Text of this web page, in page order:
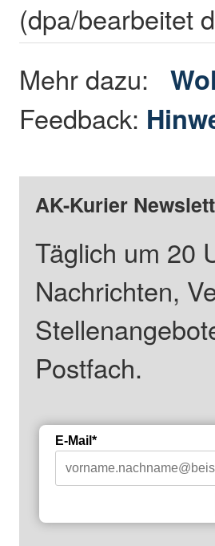
(dpa/bearbeitet
Mehr dazu:
Feedback:
AK-Kurier
Täglich um 20
Nachrichten,
Postfach.
E-Mail*